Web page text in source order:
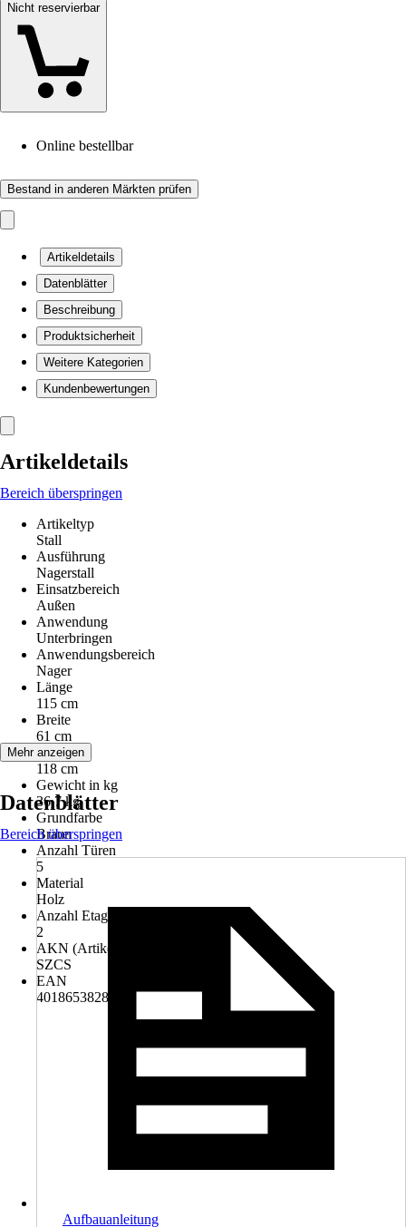
Nicht reservierbar
Online bestellbar
Bestand in anderen Märkten prüfen
Artikeldetails
Datenblätter
Beschreibung
Produktsicherheit
Weitere Kategorien
Kundenbewertungen
Artikeldetails
Bereich überspringen
Artikeltyp
Stall
Ausführung
Nagerstall
Einsatzbereich
Außen
Anwendung
Unterbringen
Anwendungsbereich
Nager
Länge
115 cm
Breite
61 cm
Höhe
118 cm
Gewicht in kg
36,7 kg
Grundfarbe
Braun
Anzahl Türen
5
Material
Holz
Anzahl Etagen
2
AKN (Artikelkurznummer)
SZCS
EAN
4018653828359
Mehr anzeigen
Datenblätter
Bereich überspringen
Aufbauanleitung